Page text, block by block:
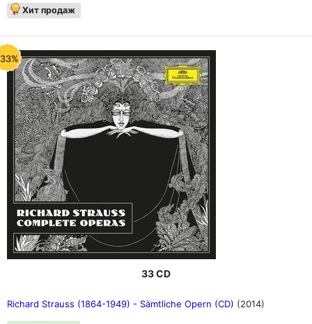
последний раз.
Теперь все записи Deutsche Grammophon (+ Decca и
делюкс-изданиях, сначала Том 1, а затем Том 2 в 2015
году.
В первый том вошли записи Бернстайна от Бетховена
до Брамса и от Хадына до Листа на 59 дисках, а также
все альбомы, на которых Бернстайн интерпретирует
свои собственные произведения. Все альбомы
представлены в "оригинальном переплете" с
оригинальными обложками. Делюксовое издание будет
выпущено в виде специального бокса формата "LP" с
40-страничной книгой большого формата, содержащей
предисловие дочери Бернстайна Джейми Бернстайн и
новые эссе выдающихся специалистов по Бернстайну
(Хамфри Бартон, Найджел Симеоне), а также бонусный
DVD: "The Making of West Side Story"
"Величайший пианист среди дирижеров, величайший
дирижер среди композиторов, величайший композитор
среди пианистов... Он - универсальный гений" (Артур
Рубенстайн о Леонарде Бернстайне)
Хит продаж
33 CD
Richard Strauss (1864-1949) - Sämtliche Opern (CD) (2014)